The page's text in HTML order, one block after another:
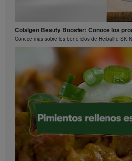
Preguntas frecuentes sobre Bioniq GO: 3
¿Qué hace diferente a Bioniq GO de un
Preguntas frecuentes sobre Bioniq GO: 2
La ciencia detrás de Herbalife24®
El rendimiento es una ciencia
Colalgen Beauty Booster: Conoce los
Conoce más sobre los beneficios de Herbalife